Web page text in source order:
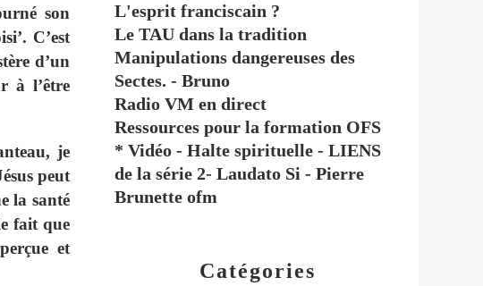
son
C’est
d’un
à l’être
je
peut
la santé
fait que
et
Catégories
L'esprit franciscain ?
Le TAU dans la tradition
Manipulations dangereuses des
Sectes. - Bruno
Radio VM en direct
Ressources pour la formation OFS
* Vidéo - Halte spirituelle - LIENS
de la série 2- Laudato Si - Pierre
Brunette ofm